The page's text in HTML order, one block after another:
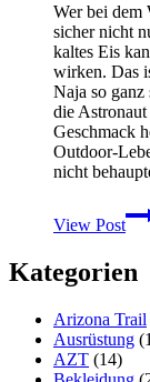
Wer bei dem
sicher nicht
kaltes Eis
wirken. Das
Naja so
die
Geschmack
Outdoor-
nicht
View PostEis
Ice
Kategorien
Arizona Trail
Ausrüstung
AZT (14)